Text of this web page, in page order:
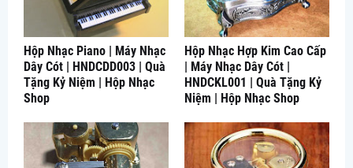
Hộp Nhạc Piano | Máy Nhạc
Dây Cót | HNDCDD003 | Quà
Tặng Kỷ Niệm | Hộp Nhạc
Shop
Hộp Nhạc Hợp Kim Cao Cấp
| Máy Nhạc Dây Cót |
HNDCKL001 | Quà Tặng Kỷ
Niệm | Hộp Nhạc Shop